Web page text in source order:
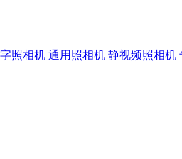
照相机 通用照相机 静视频照相机